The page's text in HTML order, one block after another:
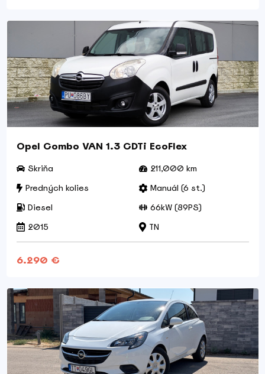
Opel Combo VAN 1.3 CDTi EcoFlex
Skriňa
211,000 km
Predných kolies
Manuál (6 st.)
Diesel
66kW (89PS)
2015
TN
6.290 €